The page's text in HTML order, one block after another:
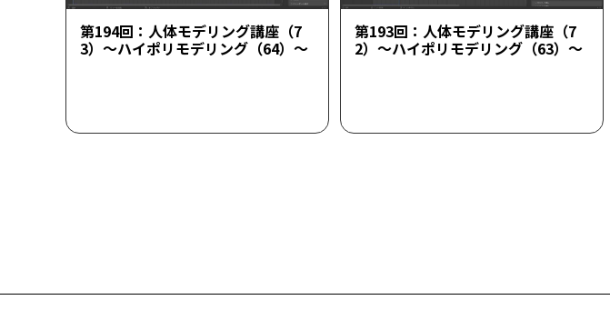
第194回：人体モデリング講座（7
3）～ハイポリモデリング（64）～
第193回：人体モデリング講座（7
2）～ハイポリモデリング（63）～